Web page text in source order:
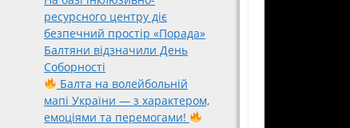
ресурсного центру діє
безпечний простір «Порада»
Балтяни відзначили День
Соборності
Балта на волейбольній
мапі України — з характером,
емоціями та перемогами!